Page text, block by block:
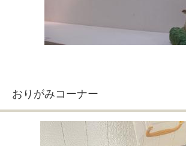
おりがみコーナー